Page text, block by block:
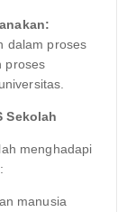
dalam proses
proses
Sekolah
menghadapi
manusia